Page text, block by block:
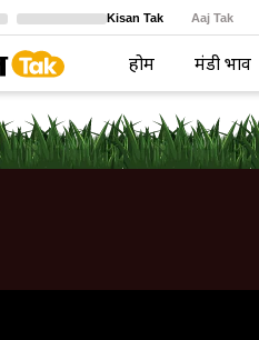
Kisan Tak Aaj Tak
Tak
होम मंडी भाव